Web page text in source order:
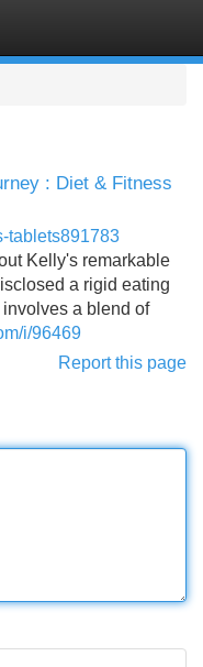
: Diet & Fitness
tablets891783
Kelly's remarkable
a rigid eating
a blend of
i/96469
Report this page